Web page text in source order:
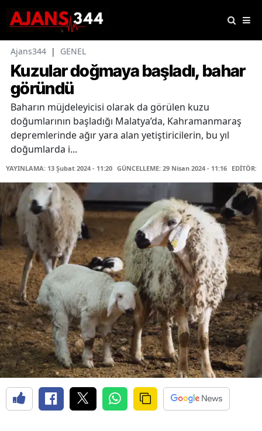
Ajans344 | GENEL
Kuzular doğmaya başladı, bahar
göründü
Baharın müjdeleyicisi olarak da görülen kuzu
doğumlarının başladığı Malatya’da, Kahramanmaraş
depremlerinde ağır yara alan yetiştiricilerin, bu yıl
doğumlarda i...
YAYINLAMA: 13 Şubat 2024 - 11:20 GÜNCELLEME: 29 Nisan 2024 - 11:16 EDİTÖR: